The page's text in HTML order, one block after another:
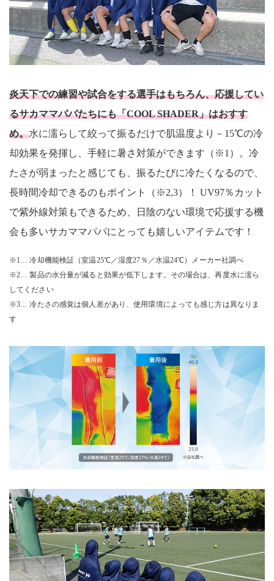
炎天下での練習や試合をする選手はもちろん、応援してい
るサカママパパたちにも「COOL SHADER」はおすす
め。水に濡らして絞って振るだけで肌温度より－15℃の冷
却効果を発揮し、手軽に暑さ対策ができます（※1）。冷
たさが弱まったと感じても、振るたびに冷たくなるので、
長時間冷却できるのもポイント（※2,3）！ UV97％カット
で紫外線対策もできるため、日陰のない環境で応援する機
会も多いサカママパパにとっても嬉しいアイテムです！
※1… 冷却機能検証（室温25℃／湿度27％／水温24℃）メーカー社調べ
※2… 製品の水分量が減ると効果が低下します。その場合は、再度水に濡ら
してください
※3… 冷たさの感覚は個人差があり、使用環境によっても感じ方は異なりま
す